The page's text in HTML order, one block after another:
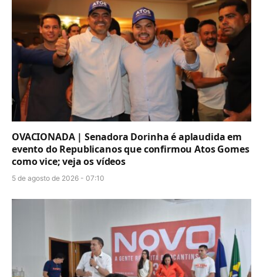
OVACIONADA | Senadora Dorinha é aplaudida em
evento do Republicanos que confirmou Atos Gomes
como vice; veja os vídeos
5 de agosto de 2026 - 07:10